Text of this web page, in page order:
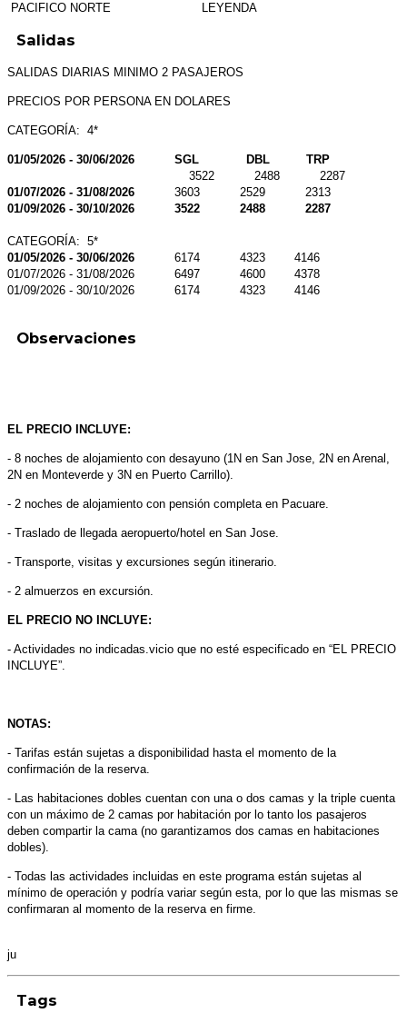
PACIFICO NORTE LEYENDA
Salidas
SALIDAS DIARIAS MINIMO 2 PASAJEROS
PRECIOS POR PERSONA EN DOLARES
CATEGORÍA: 4*
01/05/2026 - 30/06/2026 SGL DBL TRP
3522 2488 2287
01/07/2026 - 31/08/2026 3603 2529 2313
01/09/2026 - 30/10/2026 3522 2488 2287
CATEGORÍA: 5*
01/05/2026 - 30/06/2026 6174 4323 4146
01/07/2026 - 31/08/2026 6497 4600 4378
01/09/2026 - 30/10/2026 6174 4323 4146
Observaciones
EL PRECIO INCLUYE:
- 8 noches de alojamiento con desayuno (1N en San Jose, 2N en Arenal,
2N en Monteverde y 3N en Puerto Carrillo).
- 2 noches de alojamiento con pensión completa en Pacuare.
- Traslado de llegada aeropuerto/hotel en San Jose.
- Transporte, visitas y excursiones según itinerario.
- 2 almuerzos en excursión.
EL PRECIO NO INCLUYE:
- Actividades no indicadas.vicio que no esté especificado en “EL PRECIO
INCLUYE”.
NOTAS:
- Tarifas están sujetas a disponibilidad hasta el momento de la
confirmación de la reserva.
- Las habitaciones dobles cuentan con una o dos camas y la triple cuenta
con un máximo de 2 camas por habitación por lo tanto los pasajeros
deben compartir la cama (no garantizamos dos camas en habitaciones
dobles).
- Todas las actividades incluidas en este programa están sujetas al
mínimo de operación y podría variar según esta, por lo que las mismas se
confirmaran al momento de la reserva en firme.
ju
Tags